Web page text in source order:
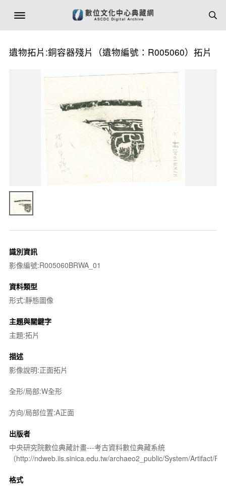
遺物拓片:銅容器殘片（遺物編號：R005060）拓片
識別資訊
影像編號:R005060BRWA_01
資料類型
形式:靜態圖像
主題與關鍵字
主題:拓片
描述
影像說明:正面拓片
全形/局部:W全形
方向/局部位置:A正面
出版者
中央研究院數位典藏計畫---考古資料數位典藏系統
（http://ndweb.iis.sinica.edu.tw/archaeo2_public/System/Artifact/
格式